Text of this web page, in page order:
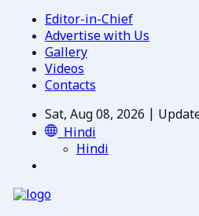
Editor-in-Chief
Advertise with Us
Gallery
Videos
Contacts
Sat, Aug 08, 2026 |
Hindi
Hindi